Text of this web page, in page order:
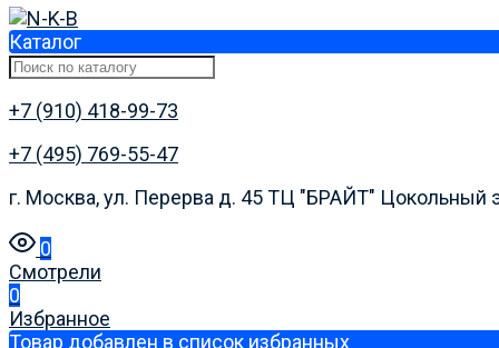
Каталог
+7 (910) 418-99-73
+7 (495) 769-55-47
г. Москва, ул. Перерва д. 45 ТЦ "БРАЙТ" Цокольный
0
Смотрели
0
Избранное
Товар добавлен в список избранных